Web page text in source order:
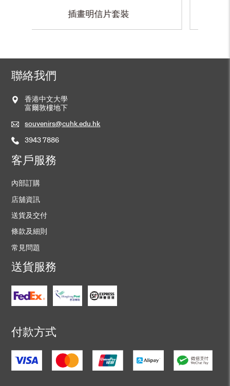
大學風景明信片
聯絡我們
香港中文大學
富爾敦樓地下
souvenirs@cuhk.edu.hk
3943 7886
客戶服務
內部訂購
店舖資訊
送貨及交付
條款及細則
常見問題
送貨服務
付款方式